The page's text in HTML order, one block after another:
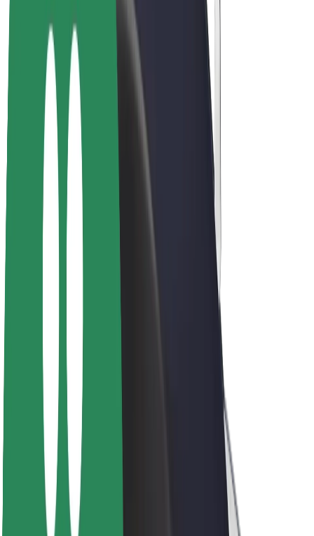
Bolt Plus
გამოიმუშავე Bolt-თან ერთად
მძღოლები
მძღოლის შემოსავლები
კურიერები
კურიერის შემოსავლები
Bolt Food პარტნიორები
ნულოვანი პროექტი
ბლოგი
სიახლეები
ბრენდის გზამკვლევი
მისია
ინვესტორებთან ურთიერთობა
ლიდერობა